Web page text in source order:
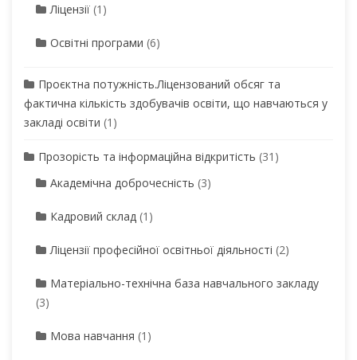
Ліцензії (1)
Освітні програми (6)
Проєктна потужність.Ліцензований обсяг та
фактична кількість здобувачів освіти, що навчаються у
закладі освіти (1)
Прозорість та інформаційна відкритість (31)
Академічна доброчесність (3)
Кадровий склад (1)
Ліцензії професійної освітньої діяльності (2)
Матеріально-технічна база навчального закладу
(3)
Мова навчання (1)